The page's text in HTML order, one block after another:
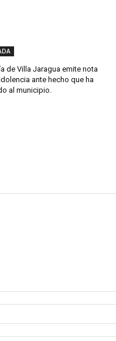
de Villa Jaragua emite nota
ante hecho que ha
al municipio.